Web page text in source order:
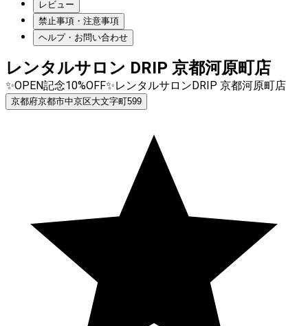
レビュー
禁止事項・注意事項
ヘルプ・お問い合わせ
レンタルサロン DRIP 京都河原町店
✨OPEN記念10%OFF✨レンタルサロンDRIP 京都河原町店
京都府京都市中京区大文字町599